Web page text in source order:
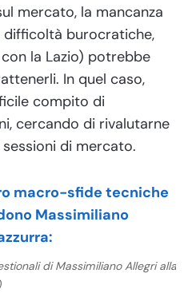
mercato, la mancanza
burocratiche,
la Lazio) potrebbe
In quel caso,
compito di
cercando di rivalutarne
di mercato.
macro-sfide tecniche
Massimiliano
di Massimiliano Allegri alla